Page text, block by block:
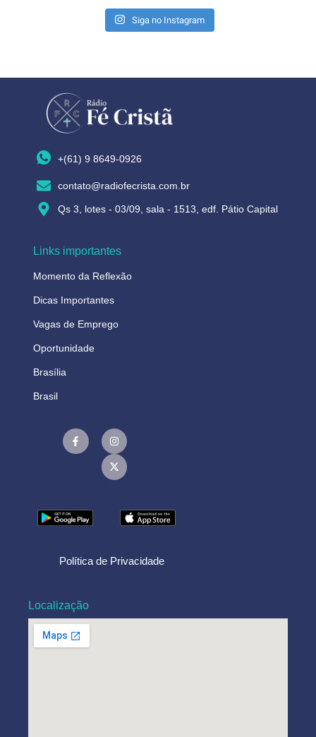
Siga no Instagram
+(61) 9 8649-0926
contato@radiofecrista.com.br
Qs 3, lotes - 03/09, sala - 1513, edf. Pátio Capital
Links importantes
Momento da Reflexão
Dicas Importantes
Vagas de Emprego
Oportunidade
Brasília
Brasil
Política de Privacidade
Localização